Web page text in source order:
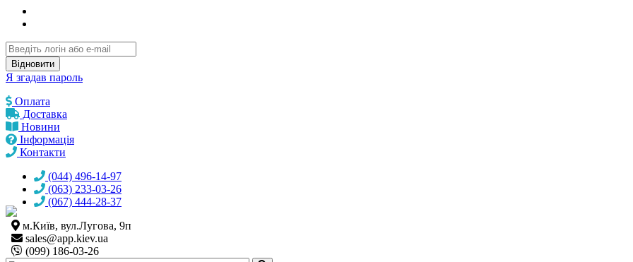
Відновити
Я згадав пароль
Оплата
Доставка
Новини
Інформація
Контакти
(044) 496-14-97
(063) 233-03-26
(067) 444-28-37
м.Київ, вул.Лугова, 9п
sales@app.kiev.ua
(099) 186-03-26